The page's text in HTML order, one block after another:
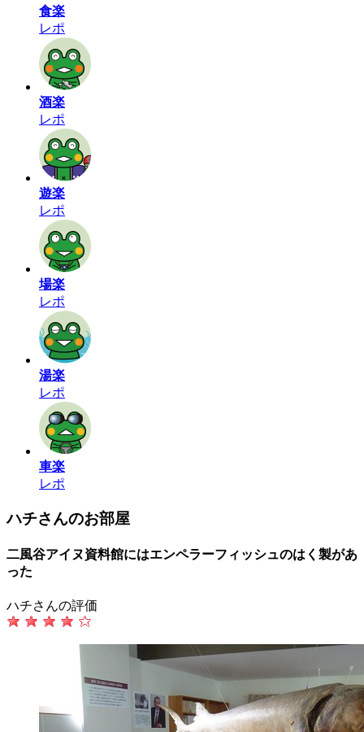
食楽
レポ
酒楽
レポ
遊楽
レポ
場楽
レポ
湯楽
レポ
車楽
レポ
ハチさんのお部屋
二風谷アイヌ資料館にはエンペラーフィッシュのはく製があ
った
ハチさんの評価